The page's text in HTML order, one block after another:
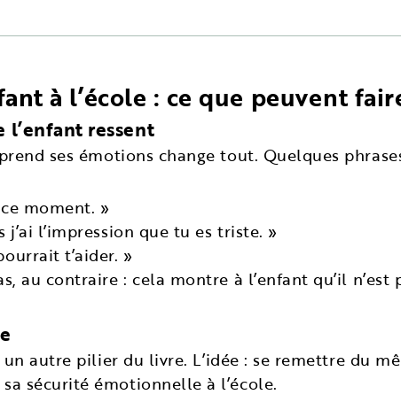
à l’école : ce que peuvent
l’enfant ressent
ses émotions change tout. Quelques
moment. »
l’impression que tu es triste. »
t’aider. »
au contraire : cela montre à l’enfant qu’il n’est
autre pilier du livre. L’idée : se remettre du
sécurité émotionnelle à l’école.